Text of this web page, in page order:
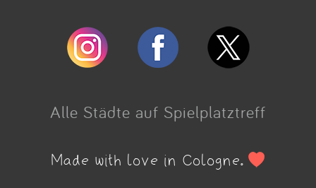
Alle Städte auf Spielplatztreff
Made with love in Cologne.